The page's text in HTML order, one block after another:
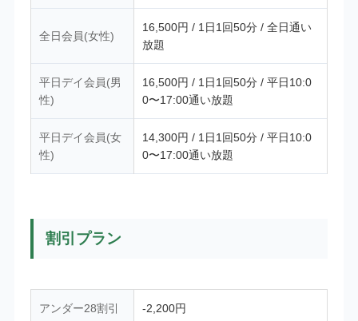
全日会員(女性)
16,500円 / 1日1回50分 / 全日通い
放題
平日デイ会員(男
性)
16,500円 / 1日1回50分 / 平日10:0
0〜17:00通い放題
平日デイ会員(女
性)
14,300円 / 1日1回50分 / 平日10:0
0〜17:00通い放題
割引プラン
アンダー28割引 -2,200円